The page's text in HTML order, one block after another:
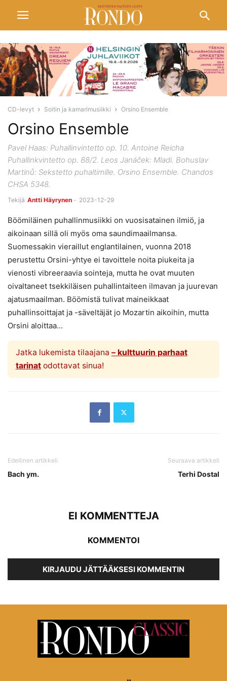
CD-levyt Soitin ja kamarimusiikki Orsino Ensemble
Orsino Ensemble
Pavel Haas: Puhallinvintetto op. 10. Antoine Reicha
Puhallinkvintetto op. 88/2. Leos Janáček: Mladi. Bohuslav
Martinů: Sekstetto puhaltimille. Orsino Ensemble. Chandos
CHSA 5348.
Tekijä Antti Häyrynen - 2023-12-29
Böömiläinen puhallinmusiikki on vuosisatainen ilmiö, ja
aikoinaan sillä oli myös oma saundimaailmansa.
Suomessakin vieraillut englantilainen, vuonna 2018
perustettu Orsini-yhtye ei tavoittele noita piukeita ja
vienosti vibreeraavia sointeja, mutta he ovat muuten
oivaltaneet tsekkiläisen puhallintaiteen ilmavan ja juurevan
ajatusmaailman. Böömistä tulivat maineikkaat
puhallinsoittajat ja -säveltäjät jo Mozartin aikoihin, mutta
Orsini aloittaa...
Jatka lukemista tilaajana – kulttuurin parhaat
tarinatodottavat sinua!
Edellinen artikkeli
Bach ym.
Seuraava artikkeli
Terhi Dostal
EI KOMMENTTEJA
KOMMENTOI
KIRJAUDU JÄTTÄÄKSESI KOMMENTIN